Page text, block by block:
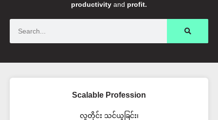
productivity and profit.
Scalable Profession
လူတိုင်း သင်ယူခြင်း၊